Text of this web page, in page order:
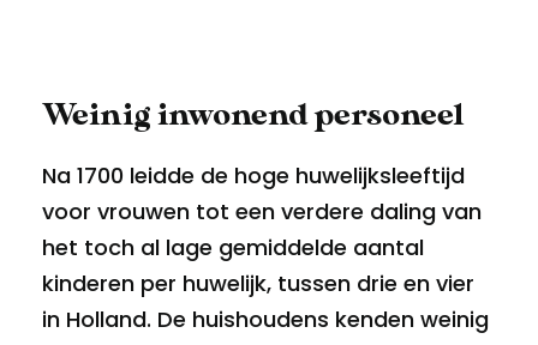
Weinig inwonend personeel
Na 1700 leidde de hoge huwelijksleeftijd
voor vrouwen tot een verdere daling van
het toch al lage gemiddelde aantal
kinderen per huwelijk, tussen drie en vier
in Holland. De huishoudens kenden weinig